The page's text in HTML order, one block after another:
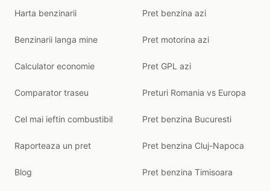
Harta benzinarii
Benzinarii langa mine
Calculator economie
Comparator traseu
Cel mai ieftin combustibil
Raporteaza un pret
Blog
Pret benzina azi
Pret motorina azi
Pret GPL azi
Preturi Romania vs Europa
Pret benzina Bucuresti
Pret benzina Cluj-Napoca
Pret benzina Timisoara